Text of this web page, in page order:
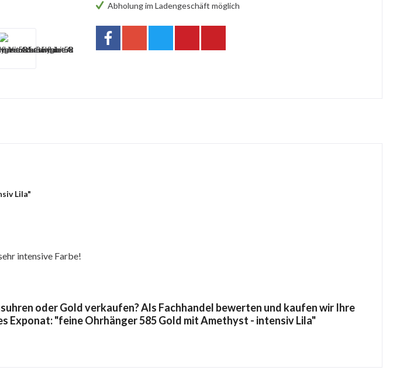
Abholung im Ladengeschäft möglich
Lila"
intensive Farbe!
oder Gold verkaufen? Als Fachhandel bewerten und kaufen wir Ihre
Exponat: "feine Ohrhänger 585 Gold mit Amethyst - intensiv Lila"